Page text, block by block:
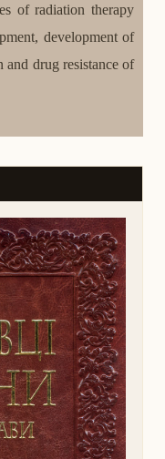
of radiation therapy
development of
and drug resistance of